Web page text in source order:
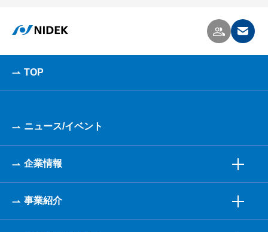
TOP
ニュース/イベント
企業情報
事業紹介